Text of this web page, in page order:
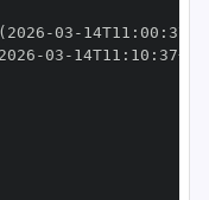
-03 - 14T11 : 00 :
-03 - 14T11 : 10 : 37+00